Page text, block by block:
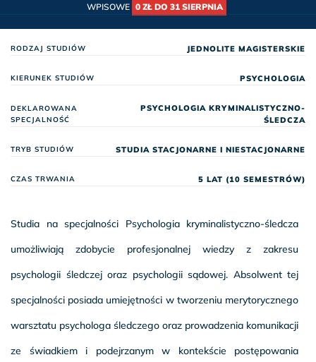
WPISOWE 0 ZŁ DO 31 SIERPNIA
RODZAJ STUDIÓW JEDNOLITE MAGISTERSKIE
KIERUNEK STUDIÓW PSYCHOLOGIA
DEKLAROWANA
SPECJALNOŚĆ
PSYCHOLOGIA KRYMINALISTYCZNO-
ŚLEDCZA
TRYB STUDIÓW STUDIA STACJONARNE I NIESTACJONARNE
CZAS TRWANIA 5 LAT (10 SEMESTRÓW)
Studia na specjalności Psychologia kryminalistyczno-śledcza
umożliwiają zdobycie profesjonalnej wiedzy z zakresu
psychologii śledczej oraz psychologii sądowej. Absolwent tej
specjalności posiada umiejętności w tworzeniu merytorycznego
warsztatu psychologa śledczego oraz prowadzenia komunikacji
ze świadkiem i podejrzanym w kontekście postępowania